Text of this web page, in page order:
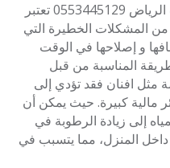
كشف تسربات الرياض 0553445129 تعتبر
من المشكلات الخطيرة التي
و إصلاحها في الوقت
المناسبة من قبل
افنان فقد تؤدي إلى
مالية كبيرة. حيث يمكن أن
إلى زيادة الرطوبة في
المنزل، مما يتسبب في